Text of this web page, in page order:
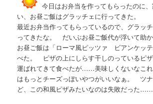
今日はお弁当を作ってもらったのに
い、お昼ご飯はグラッチェに行ってきた。
最近お弁当作ってもらっているので、グラッ
ってきたな。 だいぶお昼ご飯代が浮いて助か
お昼ご飯は「ローマ風ピッツァ ビアンケッ
べた。 ピザの上にしらす干しのっているピザ
運ばれてきて食べたが……美味しくないな
はもっとチーズっぽいやつがいいなぁ。 ツ
ど、この和風ピザみたいなのは失敗だった……